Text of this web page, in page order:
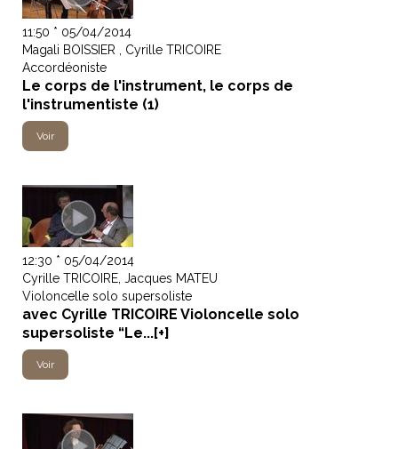
11:50 * 05/04/2014
Magali BOISSIER , Cyrille TRICOIRE
Accordéoniste
Le corps de l'instrument, le corps de
l'instrumentiste (1)
Voir
12:30 * 05/04/2014
Cyrille TRICOIRE, Jacques MATEU
Violoncelle solo supersoliste
avec Cyrille TRICOIRE Violoncelle solo
supersoliste “Le...[+]
Voir